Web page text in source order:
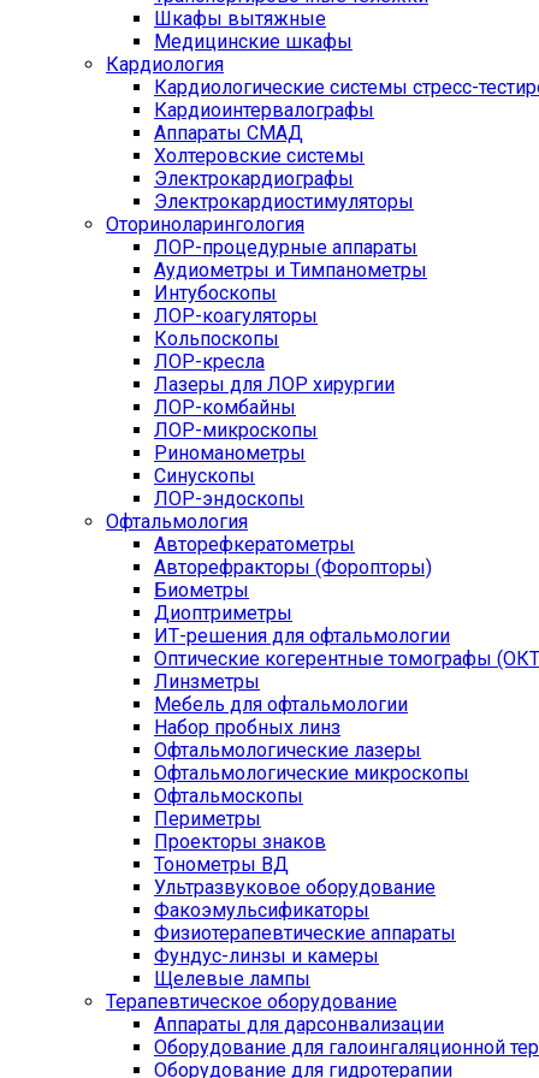
Шкафы вытяжные
Медицинские шкафы
Кардиология
Кардиологические системы стресс-
Кардиоинтервалографы
Аппараты СМАД
Холтеровские системы
Электрокардиографы
Электрокардиостимуляторы
Оториноларингология
ЛОР-процедурные аппараты
Аудиометры и Тимпанометры
Интубоскопы
ЛОР-коагуляторы
Кольпоскопы
ЛОР-кресла
Лазеры для ЛОР хирургии
ЛОР-комбайны
ЛОР-микроскопы
Риноманометры
Синускопы
ЛОР-эндоскопы
Офтальмология
Авторефкератометры
Авторефракторы (Форопторы)
Биометры
Диоптриметры
ИТ-решения для офтальмологии
Оптические когерентные томографы
Линзметры
Мебель для офтальмологии
Набор пробных линз
Офтальмологические лазеры
Офтальмологические микроскопы
Офтальмоскопы
Периметры
Проекторы знаков
Тонометры ВД
Ультразвуковое оборудование
Факоэмульсификаторы
Физиотерапевтические аппараты
Фундус-линзы и камеры
Щелевые лампы
Терапевтическое оборудование
Аппараты для дарсонвализации
Оборудование для галоингаляционной
Оборудование для гидротерапии